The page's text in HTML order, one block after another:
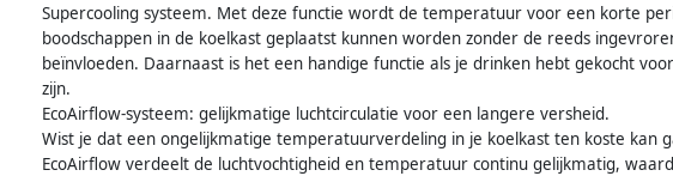
Supercooling systeem. Met deze functie wordt de temperatuur voor een korte
boodschappen in de koelkast geplaatst kunnen worden zonder de reeds
beïnvloeden. Daarnaast is het een handige functie als je drinken hebt gekocht
zijn.
EcoAirflow-systeem: gelijkmatige luchtcirculatie voor een langere versheid.
Wist je dat een ongelijkmatige temperatuurverdeling in je koelkast ten koste kan
EcoAirflow verdeelt de luchtvochtigheid en temperatuur continu gelijkmatig,